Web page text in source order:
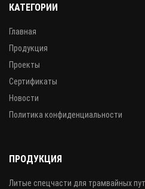
КАТЕГОРИИ
Главная
Продукция
Проекты
Сертификаты
Новости
Политика конфиденциальности
ПРОДУКЦИЯ
Литые спецчасти для трамвайных